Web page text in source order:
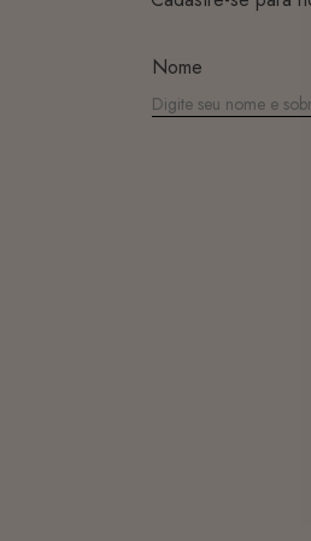
Nome